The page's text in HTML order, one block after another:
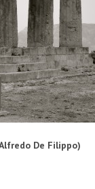
De Filippo)